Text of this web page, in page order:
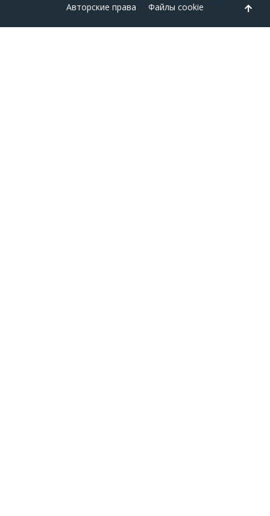
Авторские права
Файлы cookie